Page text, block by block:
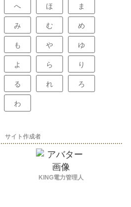
へ ほ ま
み む め
も や ゆ
よ ら り
る れ ろ
わ
サイト作成者
KING電力管理人